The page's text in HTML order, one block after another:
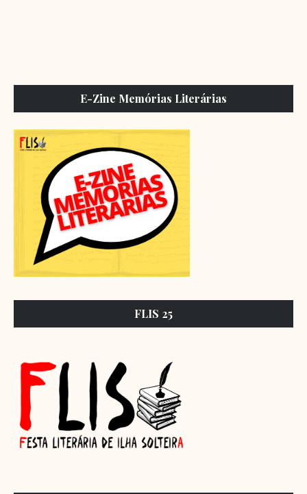
E-Zine Memórias Literárias
FLIS 25